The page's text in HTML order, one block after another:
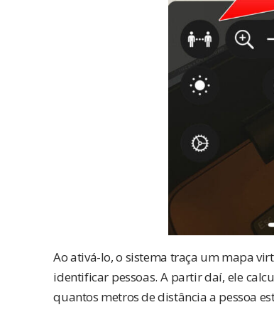
Ao ativá-lo, o sistema traça um mapa
identificar pessoas. A partir daí, ele
quantos metros de distância a pessoa